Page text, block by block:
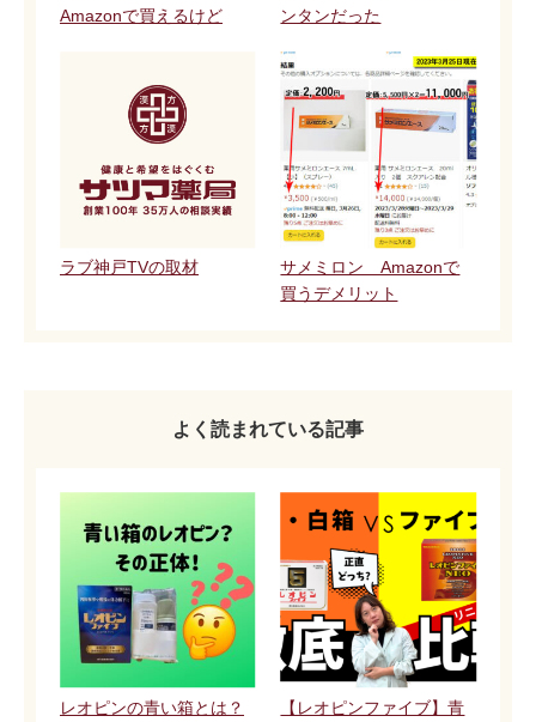
Amazonで買えるけど
ンタンだった
ラブ神戸TVの取材
サメミロン Amazonで
買うデメリット
よく読まれている記事
レオピンの青い箱とは？
【レオピンファイブ】青